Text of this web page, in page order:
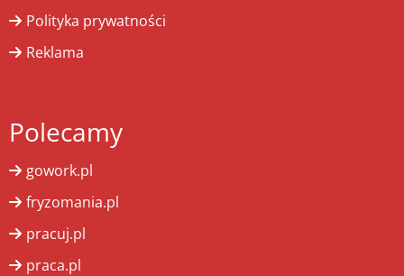
Polityka prywatności
Reklama
Polecamy
gowork.pl
fryzomania.pl
pracuj.pl
praca.pl